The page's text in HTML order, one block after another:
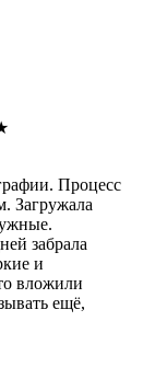
Процесс
Загружала
забрала
и
вложили
ещё,